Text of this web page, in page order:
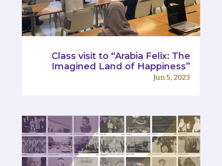
Class visit to “Arabia Felix: The
Imagined Land of Happiness”
Jun 5, 2023